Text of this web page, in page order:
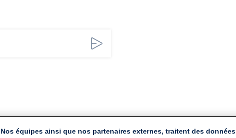
Nos équipes ainsi que nos partenaires externes, traitent des données